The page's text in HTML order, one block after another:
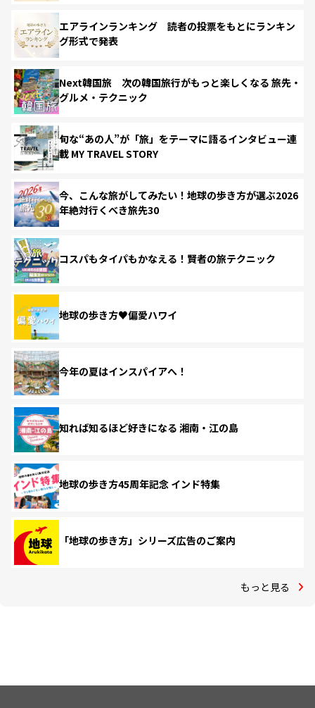
エアラインランキング 読者の投票をもとにランキン
グ形式で発表
Next韓国旅 次の韓国旅行がもっと楽しくなる 旅先・
グルメ・テクニック
旬な“あの人”が「旅」をテーマに語るインタビュー連
載 MY TRAVEL STORY
今、こんな旅がしてみたい！地球の歩き方が選ぶ2026
年絶対行くべき旅先30
コスパもタイパもかなえる！賢者の旅テクニック
地球の歩き方♥偏愛ハワイ
今年の夏はインスパイアへ！
知れば知るほど好きになる 湘南・江の島
地球の歩き方45周年記念 インド特集
「地球の歩き方」シリーズ広告のご案内
もっと見る